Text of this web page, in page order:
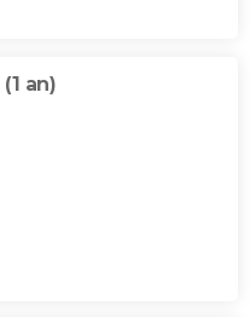
(1 an)